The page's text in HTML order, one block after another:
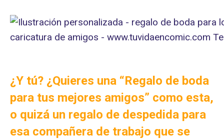
¿Y tú? ¿Quieres una “Regalo de boda
para tus mejores amigos” como esta,
o quizá un regalo de despedida para
esa compañera de trabajo que se